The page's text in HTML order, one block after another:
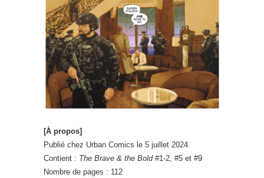
[À propos]
Publié chez Urban Comics le 5 juillet 2024.
Contient : The Brave & the Bold#1-2, #5 et #9
Nombre de pages : 112